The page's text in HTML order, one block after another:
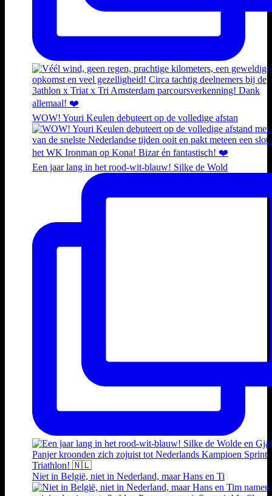
WOW! Youri Keulen debuteert op de volledige afstan
Een jaar lang in het rood-wit-blauw! Silke de Wold
Niet in België, niet in Nederland, maar Hans en Ti